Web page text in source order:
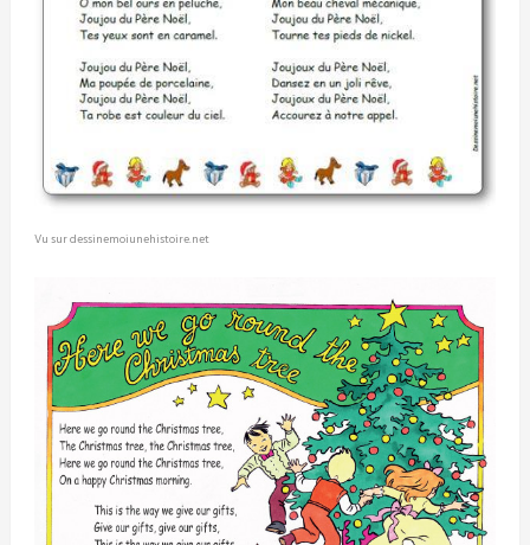
Vu sur dessinemoiunehistoire.net